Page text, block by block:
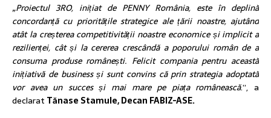
„Proiectul 3RO, inițiat de PENNY România, este în deplină
concordanță cu prioritățile strategice ale țării noastre, ajutând
atât la creșterea competitivității noastre economice și implicit a
rezilienței, cât și la cererea crescândă a poporului român de a
consuma produse românești. Felicit compania pentru această
inițiativă de business și sunt convins că prin strategia adoptată
vor avea un succes și mai mare pe piața românească.”, a
declarat Tănase Stamule, Decan FABIZ-ASE.